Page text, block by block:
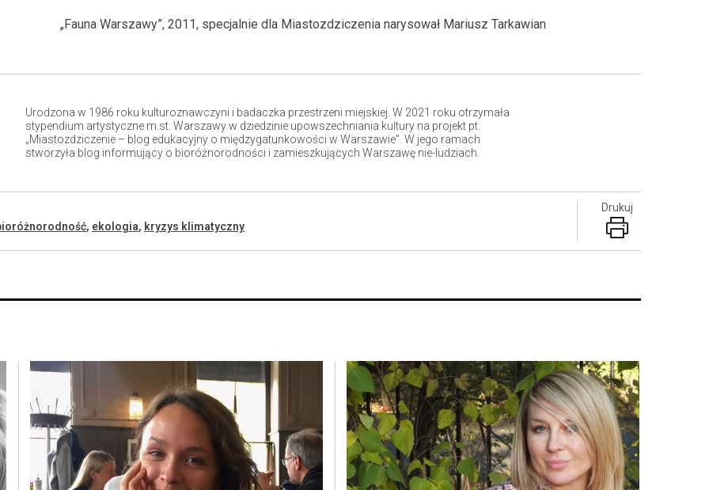
„Fauna Warszawy”, 2011, specjalnie dla Miastozdziczenia narysował Mariusz Tarkawian
Urodzona w 1986 roku kulturoznawczyni i badaczka przestrzeni miejskiej. W 2021 roku otrzymała
stypendium artystyczne m.st. Warszawy w dziedzinie upowszechniania kultury na projekt pt.
„Miastozdziczenie – blog edukacyjny o międzygatunkowości w Warszawie”. W jego ramach
stworzyła blog informujący o bioróżnorodności i zamieszkujących Warszawę nie-ludziach.
Drukuj
, ekologia, kryzys klimatyczny